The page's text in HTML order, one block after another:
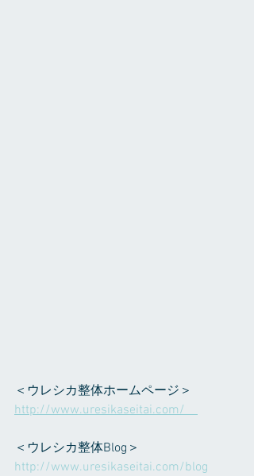
＜ウレシカ整体ホームページ＞
http://www.uresikaseitai.com/
＜ウレシカ整体Blog＞
http://www.uresikaseitai.com/blog